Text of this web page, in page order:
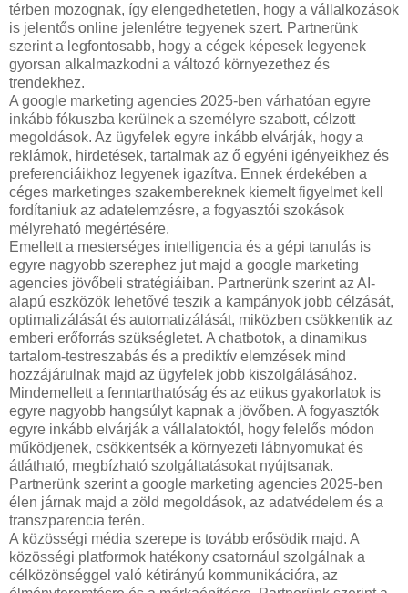
térben mozognak, így elengedhetetlen, hogy a vállalkozások
is jelentős online jelenlétre tegyenek szert. Partnerünk
szerint a legfontosabb, hogy a cégek képesek legyenek
gyorsan alkalmazkodni a változó környezethez és
trendekhez.
A google marketing agencies 2025-ben várhatóan egyre
inkább fókuszba kerülnek a személyre szabott, célzott
megoldások. Az ügyfelek egyre inkább elvárják, hogy a
reklámok, hirdetések, tartalmak az ő egyéni igényeikhez és
preferenciáikhoz legyenek igazítva. Ennek érdekében a
céges marketinges szakembereknek kiemelt figyelmet kell
fordítaniuk az adatelemzésre, a fogyasztói szokások
mélyreható megértésére.
Emellett a mesterséges intelligencia és a gépi tanulás is
egyre nagyobb szerephez jut majd a google marketing
agencies jövőbeli stratégiáiban. Partnerünk szerint az AI-
alapú eszközök lehetővé teszik a kampányok jobb célzását,
optimalizálását és automatizálását, miközben csökkentik az
emberi erőforrás szükségletet. A chatbotok, a dinamikus
tartalom-testreszabás és a prediktív elemzések mind
hozzájárulnak majd az ügyfelek jobb kiszolgálásához.
Mindemellett a fenntarthatóság és az etikus gyakorlatok is
egyre nagyobb hangsúlyt kapnak a jövőben. A fogyasztók
egyre inkább elvárják a vállalatoktól, hogy felelős módon
működjenek, csökkentsék a környezeti lábnyomukat és
átlátható, megbízható szolgáltatásokat nyújtsanak.
Partnerünk szerint a google marketing agencies 2025-ben
élen járnak majd a zöld megoldások, az adatvédelem és a
transzparencia terén.
A közösségi média szerepe is tovább erősödik majd. A
közösségi platformok hatékony csatornául szolgálnak a
célközönséggel való kétirányú kommunikációra, az